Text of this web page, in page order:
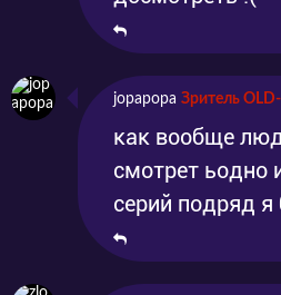
jopapopa Зритель
как вообще
смотрет ьодно
серий подряд